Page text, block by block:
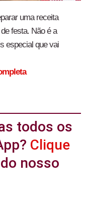
uma receita
festa. Não é a
especial que vai
todos os
Clique
nosso